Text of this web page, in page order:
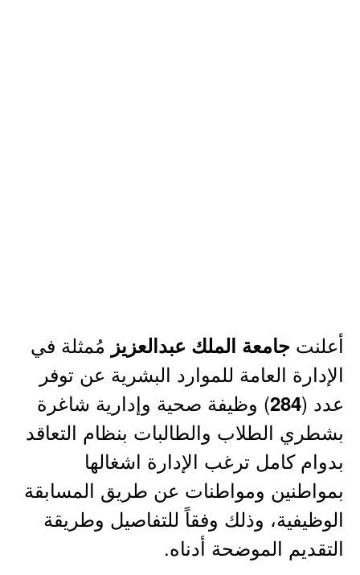
أعلنت جامعة الملك عبدالعزيز مُمثلة في
الإدارة العامة للموارد البشرية عن توفر
عدد (284) وظيفة صحية وإدارية شاغرة
بشطري الطلاب والطالبات بنظام التعاقد
بدوام كامل ترغب الإدارة اشغالها
بمواطنين ومواطنات عن طريق المسابقة
الوظيفية، وذلك وفقاً للتفاصيل وطريقة
التقديم الموضحة أدناه.